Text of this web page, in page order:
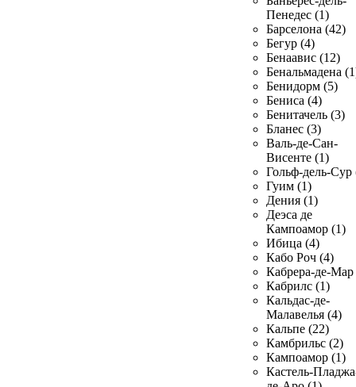
Пенедес (1)
Барселона (42)
Бегур (4)
Бенаавис (12)
Бенальмадена
Бенидорм (5)
Бениса (4)
Бенитачель (3)
Бланес (3)
Валь-де-Сан-
Висенте (1)
Гольф-дель-Сур
Гуим (1)
Дения (1)
Деэса де
Кампоамор (1)
Ибица (4)
Кабо Роч (4)
Кабрера-де-Мар
Кабрилс (1)
Кальдас-де-
Малавелья (4)
Кальпе (22)
Камбрильс (2)
Кампоамор (1)
Кастель-